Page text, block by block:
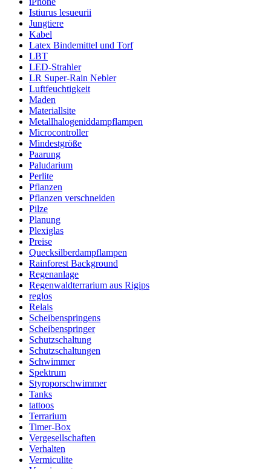
Istiurus lesueurii
Jungtiere
Kabel
Latex Bindemittel und Torf
LBT
LED-Strahler
LR Super-Rain Nebler
Luftfeuchtigkeit
Maden
Materiallsite
Metallhalogeniddampflampen
Microcontroller
Mindestgröße
Paarung
Paludarium
Perlite
Pflanzen
Pflanzen verschneiden
Pilze
Planung
Plexiglas
Preise
Quecksilberdampflampen
Rainforest Background
Regenanlage
Regenwaldterrarium aus Rigips
reglos
Relais
Scheibenspringens
Scheibenspringer
Schutzschaltung
Schutzschaltungen
Schwimmer
Spektrum
Styroporschwimmer
Tanks
tattoos
Terrarium
Timer-Box
Vergesellschaften
Verhalten
Vermiculite